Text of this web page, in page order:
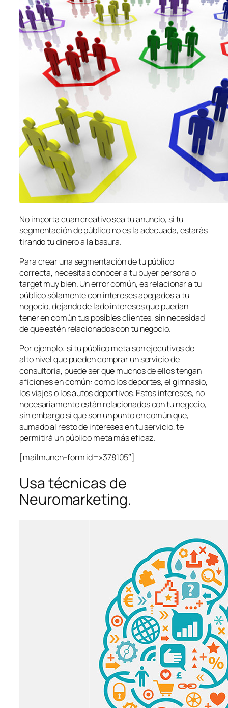
No importa cuan creativo sea tu anuncio, si tu
segmentación de público no es la adecuada, estarás
tirando tu dinero a la basura.
Para crear una segmentación de tu público
correcta, necesitas conocer a tu buyer persona o
target muy bien. Un error común, es relacionar a tu
público sólamente con intereses apegados a tu
negocio, dejando de lado intereses que puedan
tener en común tus posibles clientes, sin necesidad
de que estén relacionados con tu negocio.
Por ejemplo: si tu público meta son ejecutivos de
alto nivel que pueden comprar un servicio de
consultoría, puede ser que muchos de ellos tengan
aficiones en común: como los deportes, el gimnasio,
los viajes o los autos deportivos. Estos intereses, no
necesariamente están relacionados con tu negocio,
sin embargo sí que son un punto en común que,
sumado al resto de intereses en tu servicio, te
permitirá un público meta más eficaz.
[mailmunch-form id=»378105″]
Usa técnicas de
Neuromarketing.